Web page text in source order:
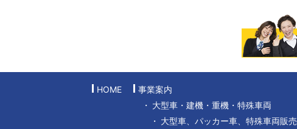
HOME
事業案内
大型車・建機・重機・特殊車両
大型車、パッカー車、特殊車両販売